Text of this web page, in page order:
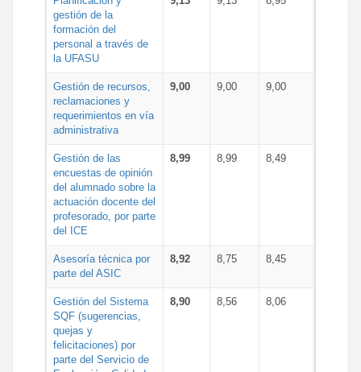
gestión de la
formación del
personal a través de
la UFASU
Gestión de recursos,
reclamaciones y
requerimientos en vía
administrativa
9,00 9,00 9,00
Gestión de las
encuestas de opinión
del alumnado sobre la
actuación docente del
profesorado, por parte
del ICE
8,99 8,99 8,49
Asesoría técnica por
parte del ASIC
8,92 8,75 8,45
Gestión del Sistema
SQF (sugerencias,
quejas y
felicitaciones) por
parte del Servicio de
8,90 8,56 8,06